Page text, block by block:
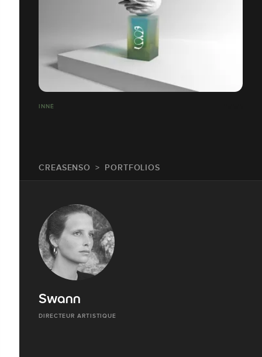
INNÉ
CREASENSO PORTFOLIOS
Swann
DIRECTEUR ARTISTIQUE